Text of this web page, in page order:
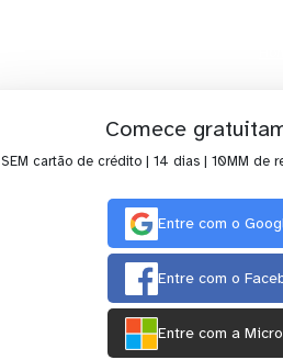
Comece
SEM cartão de crédito | 14 dias | 10MM de
Entre com o
Entre com o
Entre com a